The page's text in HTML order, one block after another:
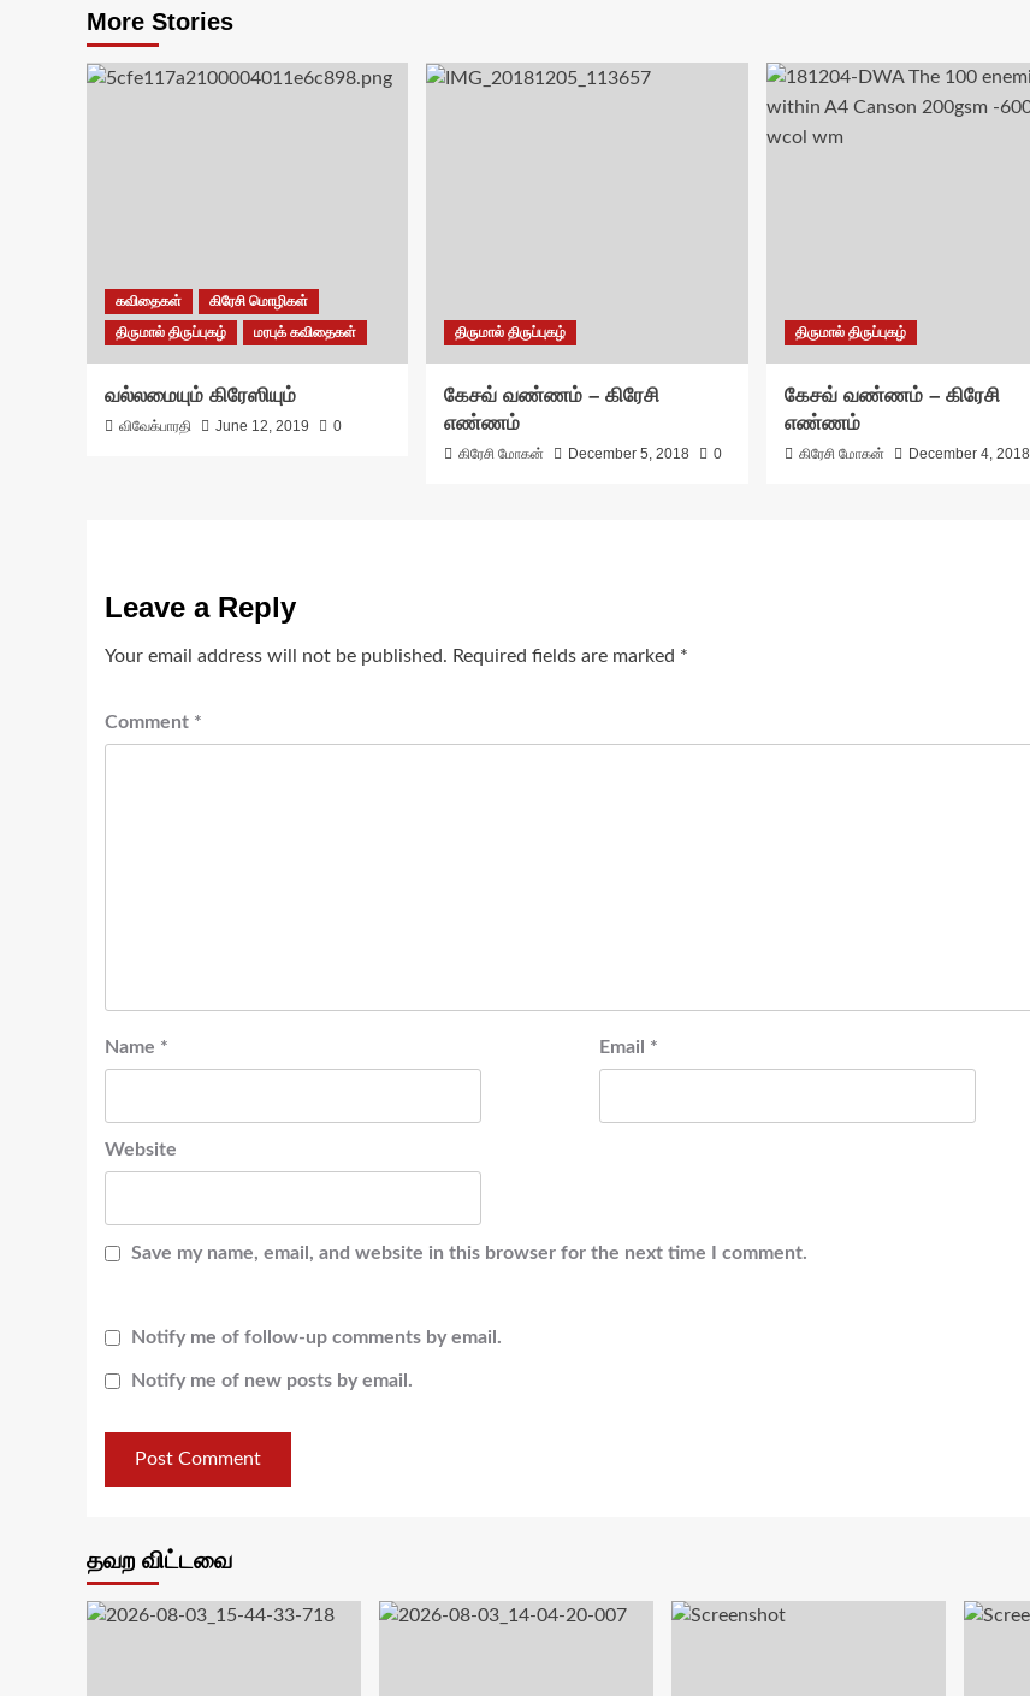
More Stories
கவிதைகள்
கிரேசி மொழிகள்
திருமால் திருப்புகழ்
மரபுக் கவிதைகள்
வல்லமையும் கிரேஸியும்
விவேக்பாரதி June 12, 2019 0
திருமால் திருப்புகழ்
கேசவ் வண்ணம் – கிரேசி
எண்ணம்
கிரேசி மோகன் December 5, 2018 0
திருமால் திருப்புகழ்
கேசவ் வண்ணம் – கிரேசி
எண்ணம்
கிரேசி மோகன் December 4, 2018
Leave a Reply
Your email address will not be published. Required fields are marked *
Comment *
Name * Email *
Website
Save my name, email, and website in this browser for the next time I comment.
Notify me of follow-up comments by email.
Notify me of new posts by email.
தவற விட்டவை